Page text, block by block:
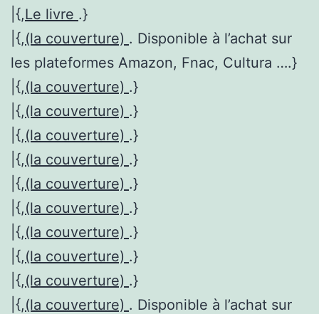
|{,Le livre .}
|{,(la couverture) . Disponible à l’achat sur
les plateformes Amazon, Fnac, Cultura ….}
|{,(la couverture) .}
|{,(la couverture) .}
|{,(la couverture) .}
|{,(la couverture) .}
|{,(la couverture) .}
|{,(la couverture) .}
|{,(la couverture) .}
|{,(la couverture) .}
|{,(la couverture) .}
|{,(la couverture) . Disponible à l’achat sur